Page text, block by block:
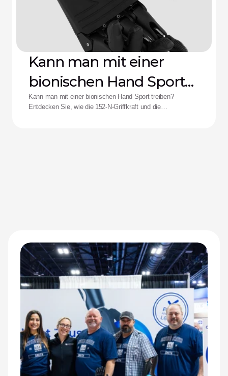
Kann man mit einer
bionischen Hand Sport
treiben?
Kann man mit einer bionischen Hand Sport treiben?
Entdecken Sie, wie die 152-N-Griffkraft und die